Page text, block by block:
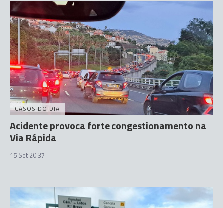
CASOS DO DIA
Acidente provoca forte congestionamento na
Via Rápida
15 Set 20:37